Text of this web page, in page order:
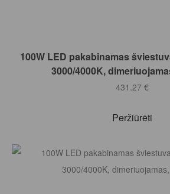
Į KREPŠELĮ
100W LED pakabinamas
3000/4000K,
431.27 €
Peržiūrėti